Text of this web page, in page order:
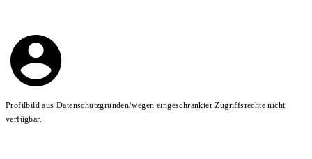
Profilbild aus Datenschutzgründen/wegen eingeschränkter Zugriffsrechte nicht
verfügbar.